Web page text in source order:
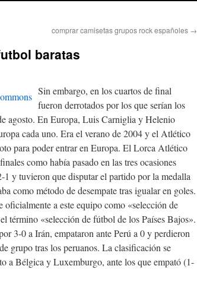
comprar camisetas grupos rock españoles →
baratas
Sin embargo, en los cuartos de final
fueron derrotados por los que serían los
agosto. En Europa, Luis Carniglia y Helenio
cada uno. Era el verano de 2004 y el Atlético
para poder entrar en Europa. El Lorca Atlético
como había pasado en las tres ocasiones
y tuvieron que disputar el partido por la medalla
como método de desempate tras igualar en goles.
a este equipo como «selección de
término «selección de fútbol de los Países Bajos».
3-0 a Irán, empataron ante Perú a 0 y perdieron
grupo tras los peruanos. La clasificación se
a Bélgica y Luxemburgo, ante los que empató (1-